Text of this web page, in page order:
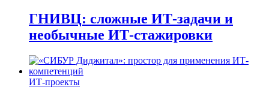
ГНИВЦ: сложные ИТ‑задачи и
необычные ИТ‑стажировки
ИТ-проекты